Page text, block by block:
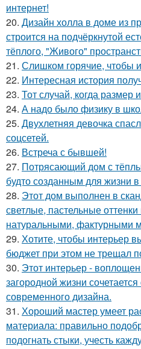
интернет!
20. Дизайн холла в доме из
строится на подчёркнутой
тёплого, "Живого"
21. Слишком горячие, чтобы
22. Интересная история
23. Тот случай, когда размер
24. А надо было физику в
25. Двухлетняя девочка
соцсетей.
26. Встреча с бывшей!
27. Потрясающий дом с
будто созданным для жизни
28. Этот дом выполнен в
светлые, пастельные
натуральными, фактурными
29. Хотите, чтобы интерьер
бюджет при этом не трещал
30. Этот интерьер -
загородной жизни
современного дизайна.
31. Хороший мастер умеет
материала: правильно
подогнать стыки, учесть